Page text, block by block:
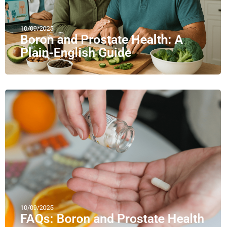
10/09/2025
Boron and Prostate Health: A
Plain-English Guide
10/09/2025
FAQs: Boron and Prostate Health